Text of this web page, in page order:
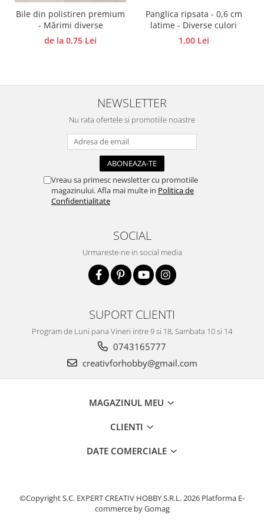
Accesorii pictura pe fata
Bile din polistiren premium
- Mărimi diverse
de la 0,75 Lei
Panglica ripsata - 0,6 cm
latime - Diverse culori
1,00 Lei
NEWSLETTER
Nu rata ofertele si promotiile noastre
Vreau sa primesc newsletter cu promotiile
magazinului. Afla mai multe in Politica de
Confidentialitate
SOCIAL
Urmareste-ne in social media
SUPORT CLIENTI
Program de Luni pana Vineri intre 9 si 18, Sambata 10 si 14
0743165777
creativforhobby@gmail.com
MAGAZINUL MEU
CLIENTI
DATE COMERCIALE
©Copyright S.C. EXPERT CREATIV HOBBY S.R.L. 2026 Platforma E-
commerce by Gomag